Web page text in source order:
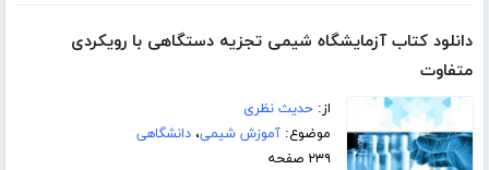
دانلود کتاب آزمایشگاه شیمی تجزیه دستگاهی با رویکردی
متفاوت
از:حدیث نظری
موضوع:آموزش شیمی،دانشگاهی
۲۳۹ صفحه